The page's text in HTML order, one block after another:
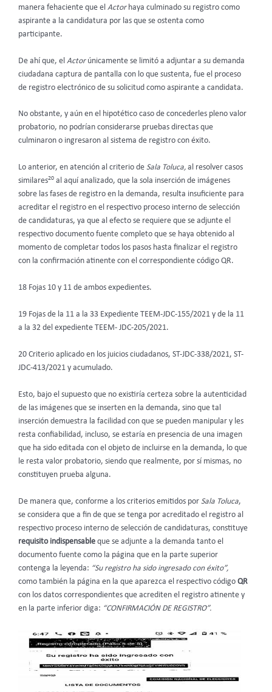
manera fehaciente que el Actor haya culminado su registro como
aspirante a la candidatura por las que se ostenta como
participante.
De ahí que, el Actor únicamente se limitó a adjuntar a su demanda
ciudadana captura de pantalla con lo que sustenta, fue el proceso
de registro electrónico de su solicitud como aspirante a candidata.
No obstante, y aún en el hipotético caso de concederles pleno valor
probatorio, no podrían considerarse pruebas directas que
culminaron o ingresaron al sistema de registro con éxito.
Lo anterior, en atención al criterio de Sala Toluca, al resolver casos
similares20 al aquí analizado, que la sola inserción de imágenes
sobre las fases de registro en la demanda, resulta insuficiente para
acreditar el registro en el respectivo proceso interno de selección
de candidaturas, ya que al efecto se requiere que se adjunte el
respectivo documento fuente completo que se haya obtenido al
momento de completar todos los pasos hasta finalizar el registro
con la confirmación atinente con el correspondiente código QR.
18 Fojas 10 y 11 de ambos expedientes.
19 Fojas de la 11 a la 33 Expediente TEEM-JDC-155/2021 y de la 11
a la 32 del expediente TEEM- JDC-205/2021.
20 Criterio aplicado en los juicios ciudadanos, ST-JDC-338/2021, ST-
JDC-413/2021 y acumulado.
Esto, bajo el supuesto que no existiría certeza sobre la autenticidad
de las imágenes que se inserten en la demanda, sino que tal
inserción demuestra la facilidad con que se pueden manipular y les
resta confiabilidad, incluso, se estaría en presencia de una imagen
que ha sido editada con el objeto de incluirse en la demanda, lo que
le resta valor probatorio, siendo que realmente, por sí mismas, no
constituyen prueba alguna.
De manera que, conforme a los criterios emitidos por Sala Toluca,
se considera que a fin de que se tenga por acreditado el registro al
respectivo proceso interno de selección de candidaturas, constituye
requisito indispensable que se adjunte a la demanda tanto el
documento fuente como la página que en la parte superior
contenga la leyenda: “Su registro ha sido ingresado con éxito”,
como también la página en la que aparezca el respectivo código QR
con los datos correspondientes que acrediten el registro atinente y
en la parte inferior diga: “CONFIRMACIÓN DE REGISTRO”.